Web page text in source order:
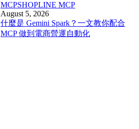
MCPSHOPLINE MCP
August 5, 2026
什麼是 Gemini Spark？一文教你配合
MCP 做到電商營運自動化